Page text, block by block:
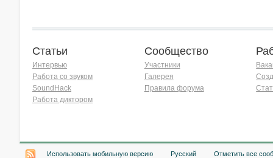
Статьи
Интервью
Работа со звуком
SoundHack
Работа диктором
Сообщество
Участники
Галерея
Правила форума
Использовать мобильную версию Русский Отметить все